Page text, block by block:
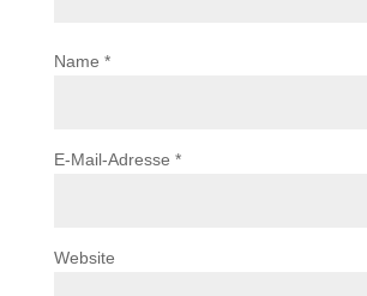
Name *
E-Mail-Adresse *
Website